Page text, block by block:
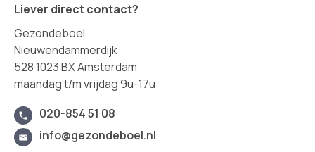
Liever direct contact?
Gezondeboel
Nieuwendammerdijk
528 1023 BX Amsterdam
maandag t/m vrijdag 9u-17u
020-854 51 08
info@gezondeboel.nl